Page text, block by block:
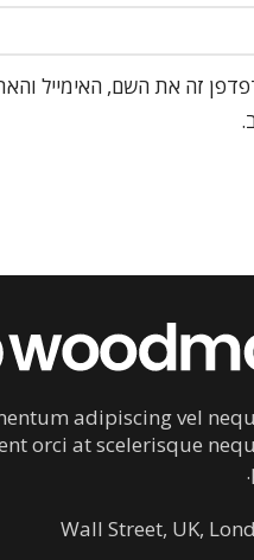
זה את השם, האימייל
adipiscing vel
orci at scelerisque